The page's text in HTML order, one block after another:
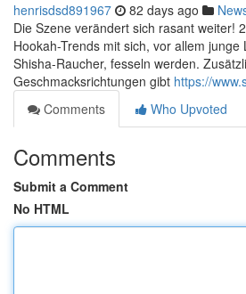
henrisdsd891967 82 days ago
Die Szene verändert sich rasant weiter!
Hookah-Trends mit sich, vor allem
Shisha-Raucher, fesseln werden.
Geschmacksrichtungen gibt https://
Comments
Who Upvoted
Comments
Submit a Comment
No HTML